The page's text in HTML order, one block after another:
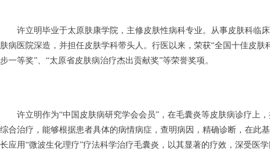
许立明毕业于太原肤康学院，主修皮肤性病科专业。从事皮肤科临床
肤病医院深造，并担任皮肤学科带头人。行医以来，荣获“全国十佳皮肤
步一等奖”、“太原省皮肤病治疗杰出贡献奖”等荣誉奖项。
许立明作为“中国皮肤病研究学会会员”，在毛囊炎等皮肤病诊疗上
综合治疗，能够根据患者具体的病情病症，查明病因，精确诊断，在此
长应用“微波生化理疗”疗法科学治疗毛囊炎，以其显著的疗效，深受医